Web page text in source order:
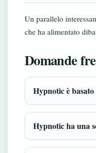
Un parallelo
che ha alimentato
Domande
Hypnotic è
Hypnotic ha una